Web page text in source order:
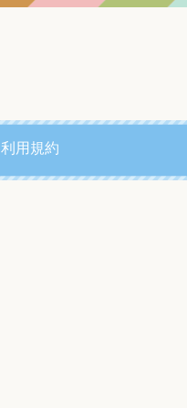
利用規約